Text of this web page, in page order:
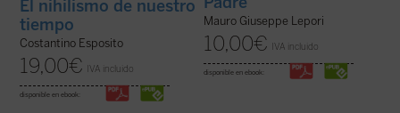
El nihilismo de nuestro
tiempo
Costantino Esposito
19,00€ IVA incluido
disponible en ebook:
Mauro Giuseppe Lepori
10,00€ IVA incluido
disponible en ebook: